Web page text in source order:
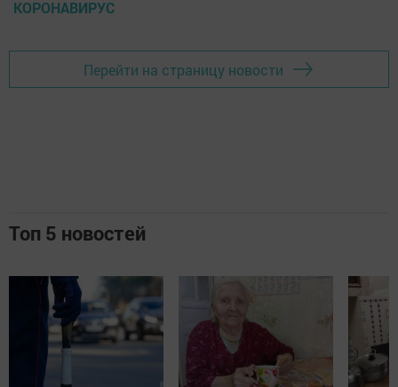
КОРОНАВИРУС
Перейти на страницу новости
Топ 5 новостей